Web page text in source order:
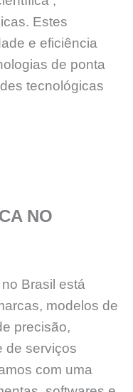
Estes
e eficiência
de ponta
tecnológicas
NO
Brasil está
modelos de
precisão,
de serviços
com uma